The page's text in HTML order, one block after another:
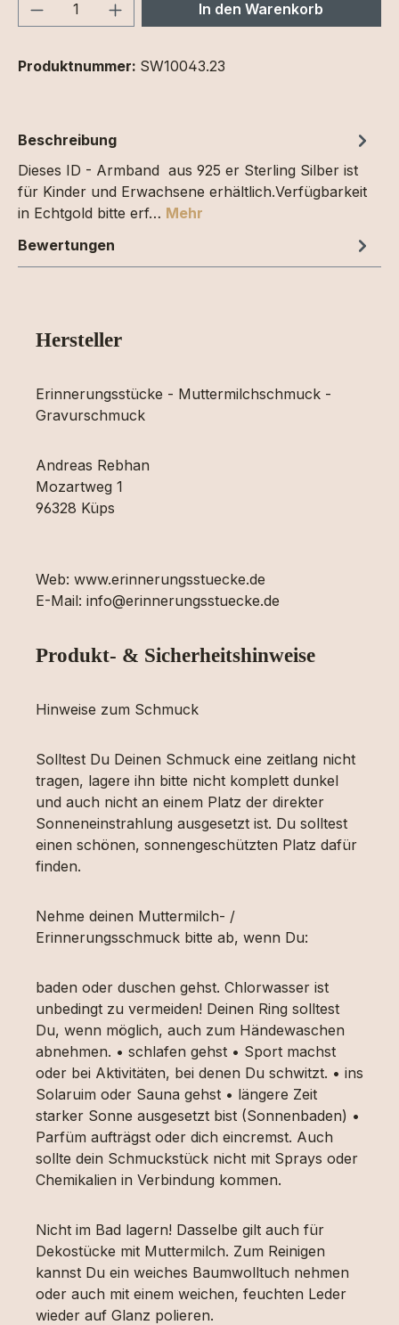
In den Warenkorb
Produktnummer: SW10043.23
Beschreibung
Dieses ID - Armband aus 925 er Sterling Silber ist
für Kinder und Erwachsene erhältlich.Verfügbarkeit
in Echtgold bitte erf… Mehr
Bewertungen
Hersteller
Erinnerungsstücke - Muttermilchschmuck -
Gravurschmuck
Andreas Rebhan
Mozartweg 1
96328 Küps
Web: www.erinnerungsstuecke.de
E-Mail: info@erinnerungsstuecke.de
Produkt- & Sicherheitshinweise
Hinweise zum Schmuck
Solltest Du Deinen Schmuck eine zeitlang nicht
tragen, lagere ihn bitte nicht komplett dunkel
und auch nicht an einem Platz der direkter
Sonneneinstrahlung ausgesetzt ist. Du solltest
einen schönen, sonnengeschützten Platz dafür
finden.
Nehme deinen Muttermilch- /
Erinnerungsschmuck bitte ab, wenn Du:
baden oder duschen gehst. Chlorwasser ist
unbedingt zu vermeiden! Deinen Ring solltest
Du, wenn möglich, auch zum Händewaschen
abnehmen. • schlafen gehst • Sport machst
oder bei Aktivitäten, bei denen Du schwitzt. • ins
Solaruim oder Sauna gehst • längere Zeit
starker Sonne ausgesetzt bist (Sonnenbaden) •
Parfüm aufträgst oder dich eincremst. Auch
sollte dein Schmuckstück nicht mit Sprays oder
Chemikalien in Verbindung kommen.
Nicht im Bad lagern! Dasselbe gilt auch für
Dekostücke mit Muttermilch. Zum Reinigen
kannst Du ein weiches Baumwolltuch nehmen
oder auch mit einem weichen, feuchten Leder
wieder auf Glanz polieren.